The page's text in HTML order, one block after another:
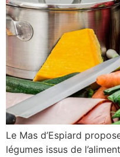
Le Mas d’Espiard
légumes issus de